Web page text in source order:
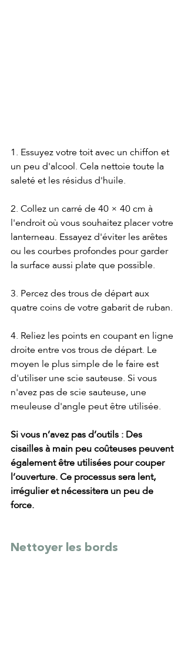
1. Essuyez votre toit avec un chiffon et
un peu d'alcool. Cela nettoie toute la
saleté et les résidus d'huile.
2. Collez un carré de 40 × 40 cm à
l'endroit où vous souhaitez placer votre
lanterneau. Essayez d'éviter les arêtes
ou les courbes profondes pour garder
la surface aussi plate que possible.
3. Percez des trous de départ aux
quatre coins de votre gabarit de ruban.
4. Reliez les points en coupant en ligne
droite entre vos trous de départ. Le
moyen le plus simple de le faire est
d'utiliser une scie sauteuse. Si vous
n'avez pas de scie sauteuse, une
meuleuse d'angle peut être utilisée.
Si vous n’avez pas d’outils : Des
cisailles à main peu coûteuses peuvent
également être utilisées pour couper
l’ouverture. Ce processus sera lent,
irrégulier et nécessitera un peu de
force.
Nettoyer les bords